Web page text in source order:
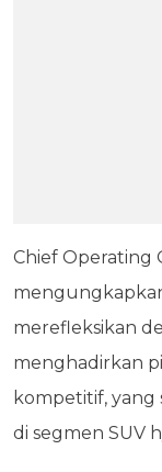
Chief Operating
merefleksikan
menghadirkan
kompetitif, yang
di segmen SUV